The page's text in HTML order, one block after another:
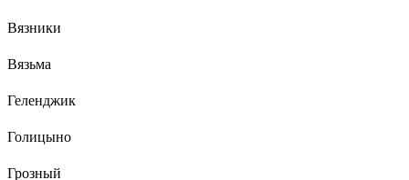
Вязники
Вязьма
Геленджик
Голицыно
Грозный